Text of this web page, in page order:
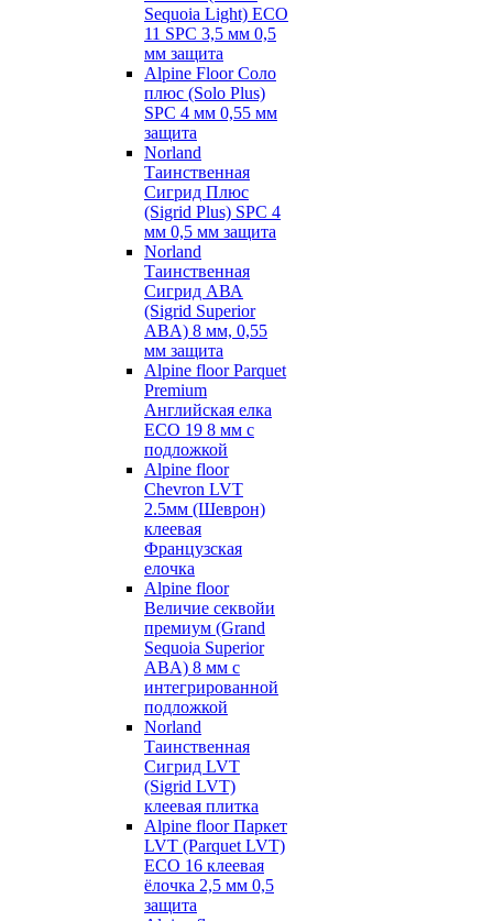
Sequoia Light) ECO
11 SPC 3,5 мм 0,5
мм защита
Alpine Floor Соло
плюс (Solo Plus)
SPC 4 мм 0,55 мм
защита
Norland
Таинственная
Сигрид Плюс
(Sigrid Plus) SPC 4
мм 0,5 мм защита
Norland
Таинственная
Сигрид АВА
(Sigrid Superior
ABA) 8 мм, 0,55
мм защита
Alpine floor Parquet
Premium
Английская елка
ECO 19 8 мм с
подложкой
Alpine floor
Chevron LVT
2.5мм (Шеврон)
клеевая
Французская
елочка
Alpine floor
Величие секвойи
премиум (Grand
Sequoia Superior
ABA) 8 мм с
интегрированной
подложкой
Norland
Таинственная
Сигрид LVT
(Sigrid LVT)
клеевая плитка
Alpine floor Паркет
LVT (Parquet LVT)
ECO 16 клеевая
ёлочка 2,5 мм 0,5
защита